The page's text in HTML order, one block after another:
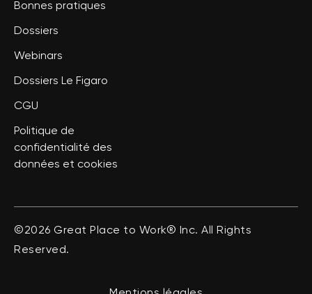
Bonnes pratiques
Dossiers
Webinars
Dossiers Le Figaro
CGU
Politique de
confidentialité des
données et cookies
©2026 Great Place to Work® Inc. All Rights
Reserved.